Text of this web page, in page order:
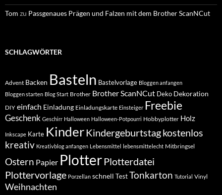
Tom zu Passgenaues Prägen und Falzen mit dem Brother ScanNCut
SCHLAGWÖRTER
Advent Backen Basteln Bastelvorlage Bloggen anfangen
Bloggen starten Blog Start Brother Brother ScanNCut Deko Dekoration
DIY einfach Einladung Einladungskarte Einsteiger Freebie
Geschenk Geschirr Halloween Halloween-Potpourri Hobbyplotter Holz
Inkscape Karte Kinder Kindergeburtstagkostenlos
kreativ Kreativblog anfangen Lebensmittel lebensmittelecht Mitbringsel
Ostern Papier Plotter Plotterdatei
Plottervorlage Porzellan schnell TestTonkarton Tutorial Vinyl
Weihnachten